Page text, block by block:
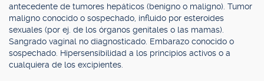
antecedente de tumores hepáticos (benigno o maligno). Tumor
maligno conocido o sospechado, influido por esteroides
sexuales (por ej. de los órganos genitales o las mamas).
Sangrado vaginal no diagnosticado. Embarazo conocido o
sospechado. Hipersensibilidad a los principios activos o a
cualquiera de los excipientes.